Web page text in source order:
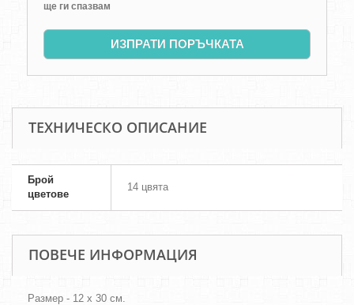
ще ги спазвам
ИЗПРАТИ ПОРЪЧКАТА
ТЕХНИЧЕСКО ОПИСАНИЕ
Брой
цветове
14 цвята
ПОВЕЧЕ ИНФОРМАЦИЯ
Размер - 12 х 30 см.